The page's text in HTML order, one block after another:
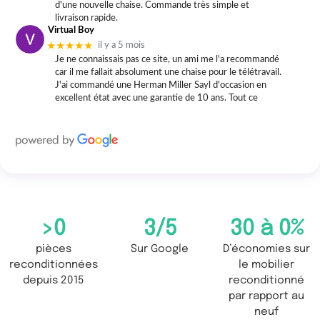
d'une nouvelle chaise. Commande très simple et
livraison rapide.
Virtual Boy
★★★★★
il y a 5 mois
Je ne connaissais pas ce site, un ami me l'a recommandé
car il me fallait absolument une chaise pour le télétravail.
J'ai commandé une Herman Miller Sayl d'occasion en
excellent état avec une garantie de 10 ans. Tout ce
pièces
reconditionnées
depuis 2015
>0
Sur Google
3/5
D’économies sur
le mobilier
reconditionné
par rapport au
neuf
30 à 0%